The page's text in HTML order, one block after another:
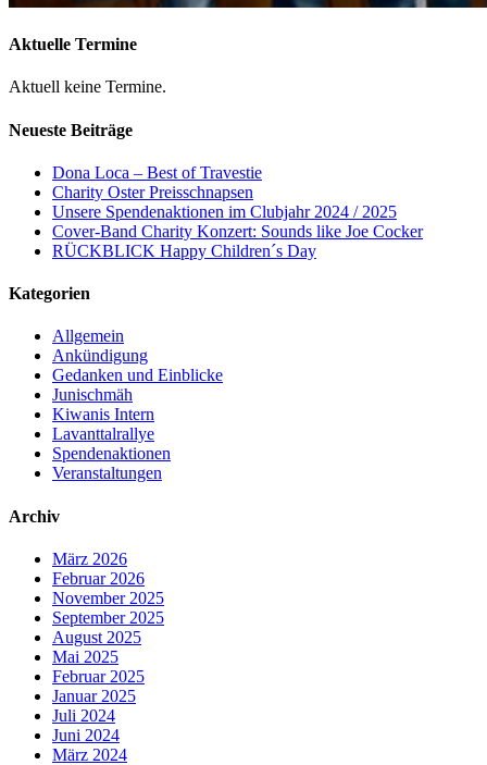
Aktuelle Termine
Aktuell keine Termine.
Neueste Beiträge
Dona Loca – Best of Travestie
Charity Oster Preisschnapsen
Unsere Spendenaktionen im Clubjahr 2024 / 2025
Cover-Band Charity Konzert: Sounds like Joe Cocker
RÜCKBLICK Happy Children´s Day
Kategorien
Allgemein
Ankündigung
Gedanken und Einblicke
Junischmäh
Kiwanis Intern
Lavanttalrallye
Spendenaktionen
Veranstaltungen
Archiv
März 2026
Februar 2026
November 2025
September 2025
August 2025
Mai 2025
Februar 2025
Januar 2025
Juli 2024
Juni 2024
März 2024